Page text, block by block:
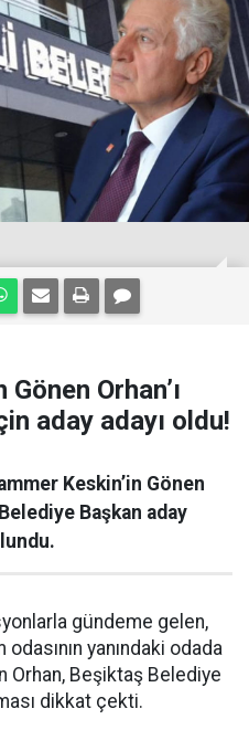
Orhan’ı
aday adayı oldu!
Keskin’in Gönen
Başkan aday
gündeme gelen,
yanındaki odada
Orhan, Beşiktaş Belediye
dikkat çekti.